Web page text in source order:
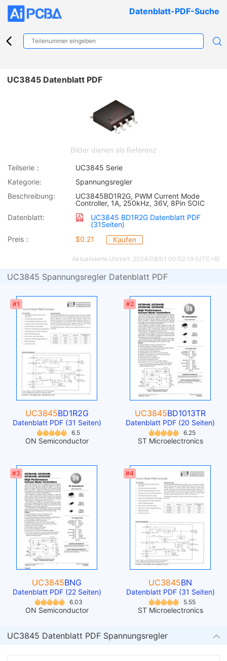
Datenblatt-PDF-Suche
UC3845 Datenblatt PDF
Bilder dienen als Referenz
Teilserie：
UC3845 Serie
Kategorie:
Spannungsregler
Beschreibung:
UC3845BD1R2G, PWM Current Mode
Controller, 1A, 250kHz, 36V, 8Pin SOIC
Datenblatt:
UC3845 BD1R2G Datenblatt PDF
(31Seiten)
Preis：
$0.21 Kaufen
Aktualisierte Uhrzeit: 2024/08/01 00:02:19 (UTC+8)
UC3845 Spannungsregler Datenblatt PDF
#1
UC3845BD1R2G
Datenblatt PDF (31 Seiten)
6.5
ON Semiconductor
#2
UC3845BD1013TR
Datenblatt PDF (20 Seiten)
6.25
ST Microelectronics
#3
UC3845BNG
Datenblatt PDF (22 Seiten)
6.03
ON Semiconductor
#4
UC3845BN
Datenblatt PDF (31 Seiten)
5.55
ST Microelectronics
UC3845 Datenblatt PDF Spannungsregler